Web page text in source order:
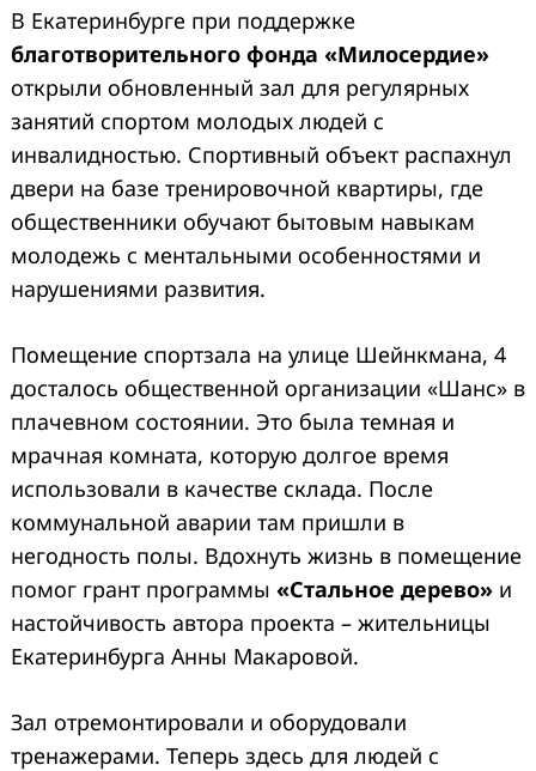
В Екатеринбурге при поддержке
благотворительного фонда «Милосердие»
открыли обновленный зал для регулярных
занятий спортом молодых людей с
инвалидностью. Спортивный объект распахнул
двери на базе тренировочной квартиры, где
общественники обучают бытовым навыкам
молодежь с ментальными особенностями и
нарушениями развития.
Помещение спортзала на улице Шейнкмана, 4
досталось общественной организации «Шанс» в
плачевном состоянии. Это была темная и
мрачная комната, которую долгое время
использовали в качестве склада. После
коммунальной аварии там пришли в
негодность полы. Вдохнуть жизнь в помещение
помог грант программы «Стальное дерево» и
настойчивость автора проекта – жительницы
Екатеринбурга Анны Макаровой.
Зал отремонтировали и оборудовали
тренажерами. Теперь здесь для людей с